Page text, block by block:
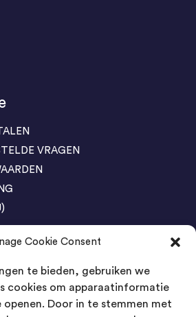
Cookie Consent
te bieden, gebruiken we
cookies om apparaatinformatie
Door in te stemmen met
VRAGEN
FAIR Winterswijk